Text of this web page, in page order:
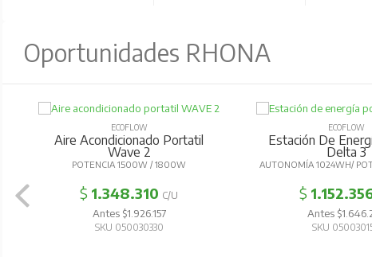
Oportunidades RHONA
ECOFLOW
Aire Acondicionado Portatil
Wave 2
POTENCIA 1500W / 1800W
$ 1.348.310 C/U
Antes $1.926.157
SKU 050030330
ECOFLOW
Estación De
Delta 3
AUTONOMÍA 1024WH/
$
Antes
SKU